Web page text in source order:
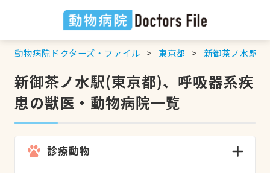
動物病院ドクターズ・ファイル 東京都 新御茶ノ水駅
新御茶ノ水駅(東京都)、呼吸器系疾
患の獣医・動物病院一覧
診療動物